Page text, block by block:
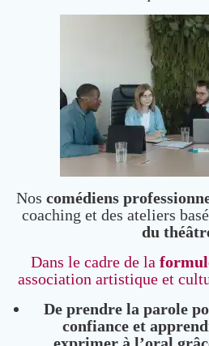
Nos comédiens
coaching et des ateliers
du
Dans le cadre de la
association artistique et
De prendre la parole
confiance et